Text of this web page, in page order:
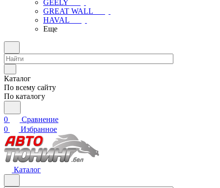
GEELY
GREAT WALL
HAVAL
Еще
Каталог
По всему сайту
По каталогу
0
Сравнение
0
Избранное
Каталог